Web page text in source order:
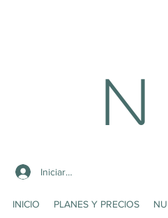
Iniciar sesión
INICIO PLANES Y PRECIOS